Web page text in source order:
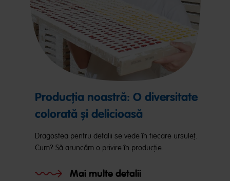
Producția noastră: O diversitate
colorată și delicioasă
Dragostea pentru detalii se vede în fiecare ursuleț.
Cum? Să aruncăm o privire în producție.
Mai multe detalii